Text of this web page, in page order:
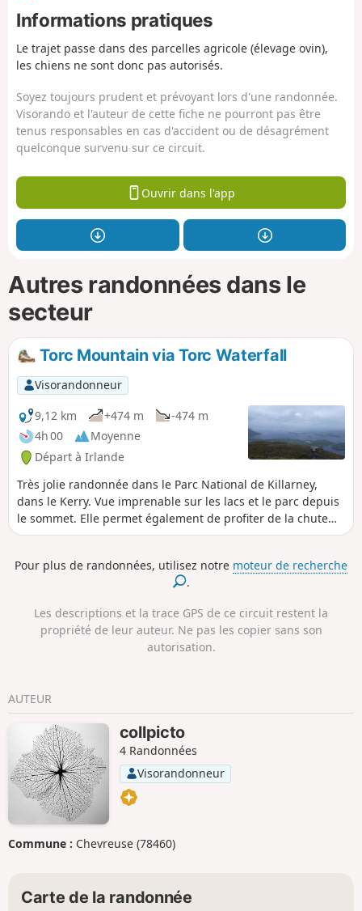
Informations pratiques
Le trajet passe dans des parcelles agricole (élevage ovin),
les chiens ne sont donc pas autorisés.
Soyez toujours prudent et prévoyant lors d'une randonnée.
Visorando et l'auteur de cette fiche ne pourront pas être
tenus responsables en cas d'accident ou de désagrément
quelconque survenu sur ce circuit.
Ouvrir dans l'app
Autres randonnées dans le
secteur
Torc Mountain via Torc Waterfall
Visorandonneur
9,12 km
+474 m
-474 m
4h 00
Moyenne
Départ à Irlande
Très jolie randonnée dans le Parc National de Killarney,
dans le Kerry. Vue imprenable sur les lacs et le parc depuis
le sommet. Elle permet également de profiter de la chute
d'eau Torc Waterfall, très facilement accessible depuis le
Kenmare, sur la route du fameux Ring of Kerry.
Pour plus de randonnées, utilisez notre moteur de recherche
.
Les descriptions et la trace GPS de ce circuit restent la
propriété de leur auteur. Ne pas les copier sans son
autorisation.
AUTEUR
collpicto
4 Randonnées
Visorandonneur
Commune : Chevreuse (78460)
Carte de la randonnée